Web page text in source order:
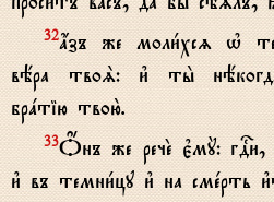
32ѓзъ же моли1хсz њ
вёра твоS: и3 ты2
брaтію твою2.
33Џнъ же речE є3мY:
и3 въ темни1цу и3 на смeрть